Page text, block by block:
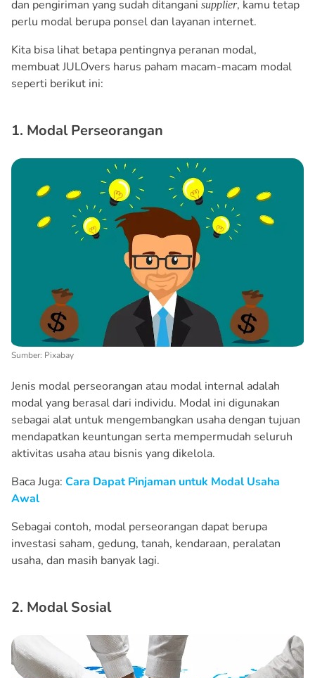
dan pengiriman yang sudah ditangani supplier, kamu tetap
perlu modal berupa ponsel dan layanan internet.
Kita bisa lihat betapa pentingnya peranan modal,
membuat JULOvers harus paham macam-macam modal
seperti berikut ini:
1. Modal Perseorangan
Sumber: Pixabay
Jenis modal perseorangan atau modal internal adalah
modal yang berasal dari individu. Modal ini digunakan
sebagai alat untuk mengembangkan usaha dengan tujuan
mendapatkan keuntungan serta mempermudah seluruh
aktivitas usaha atau bisnis yang dikelola.
Baca Juga: Cara Dapat Pinjaman untuk Modal Usaha
Awal
Sebagai contoh, modal perseorangan dapat berupa
investasi saham, gedung, tanah, kendaraan, peralatan
usaha, dan masih banyak lagi.
2. Modal Sosial